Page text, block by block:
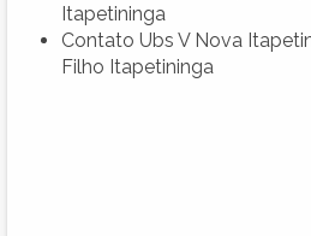
Itapetininga
Contato Ubs V Nova
Filho Itapetininga